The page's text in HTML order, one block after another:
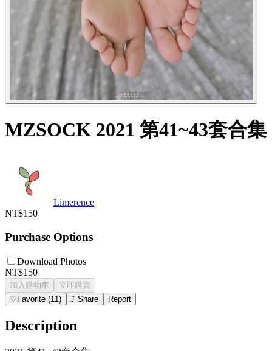
MZSOCK 2021 第41~43套合集
Limerence
NT$150
Purchase Options
Download Photos
NT$150
加入購物車
立即購買
♡ Favorite (11) ⤴ Share Report
Description